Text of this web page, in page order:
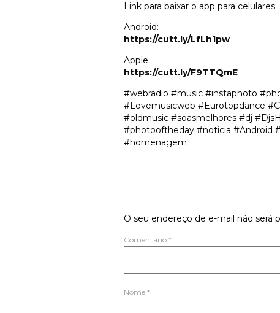
Link para baixar o app para celulares:
Android:
https://cutt.ly/LfLh1pw
Apple:
https://cutt.ly/F9TTQmE
#webradio #music #instaphoto
#Lovemusicweb #Eurotopdance
#oldmusic #soasmelhores #dj
#photooftheday #noticia #Android
#homenagem
O seu endereço de e-mail não será
Comentário *
Nome *